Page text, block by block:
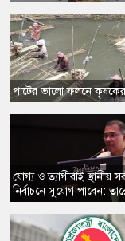
পাটের ভালো ফলনে কৃষকের
যোগ্য ও ত্যাগীরাই স্থানীয়
নির্বাচনে সুযোগ পাবেন: